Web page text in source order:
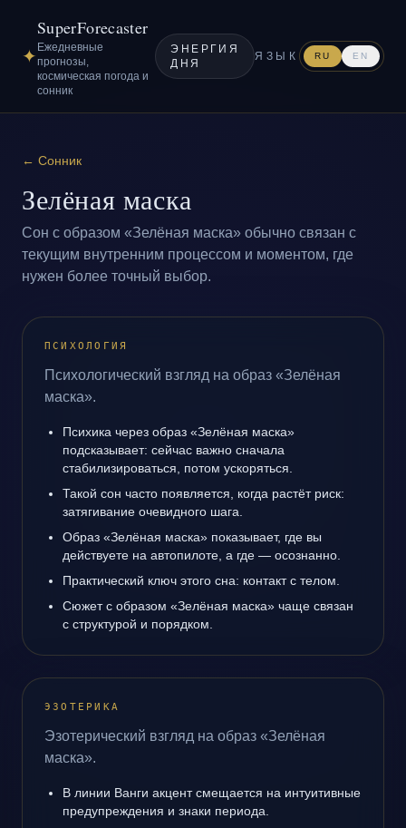
✦
SuperForecaster
Ежедневные
прогнозы,
космическая погода и
сонник
ЭНЕРГИЯ
ДНЯ
ЯЗЫК RU EN
← Сонник
Зелёная маска
Сон с образом «Зелёная маска» обычно связан с
текущим внутренним процессом и моментом, где
нужен более точный выбор.
ПСИХОЛОГИЯ
Психологический взгляд на образ «Зелёная
маска».
Психика через образ «Зелёная маска»
подсказывает: сейчас важно сначала
стабилизироваться, потом ускоряться.
Такой сон часто появляется, когда растёт риск:
затягивание очевидного шага.
Образ «Зелёная маска» показывает, где вы
действуете на автопилоте, а где — осознанно.
Практический ключ этого сна: контакт с телом.
Сюжет с образом «Зелёная маска» чаще связан
с структурой и порядком.
ЭЗОТЕРИКА
Эзотерический взгляд на образ «Зелёная
маска».
В линии Ванги акцент смещается на интуитивные
предупреждения и знаки периода.